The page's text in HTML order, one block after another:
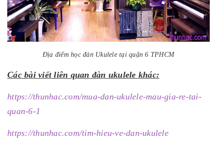
Địa điểm học đàn Ukulele tại quận 6 TPHCM
Các bài viết liên quan đàn ukulele khác:
https://thunhac.com/mua-dan-ukulele-mau-gia-re-tai-
quan-6-1
https://thunhac.com/tim-hieu-ve-dan-ukulele